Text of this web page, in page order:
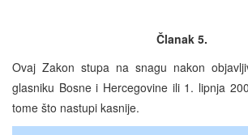
Članak 5.
Ovaj Zakon stupa na snagu nakon
glasniku Bosne i Hercegovine ili 1. lipnja
tome što nastupi kasnije.